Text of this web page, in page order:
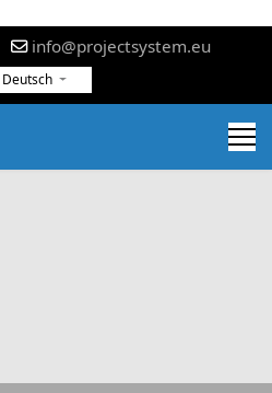
info@projectsystem.eu
Deutsch